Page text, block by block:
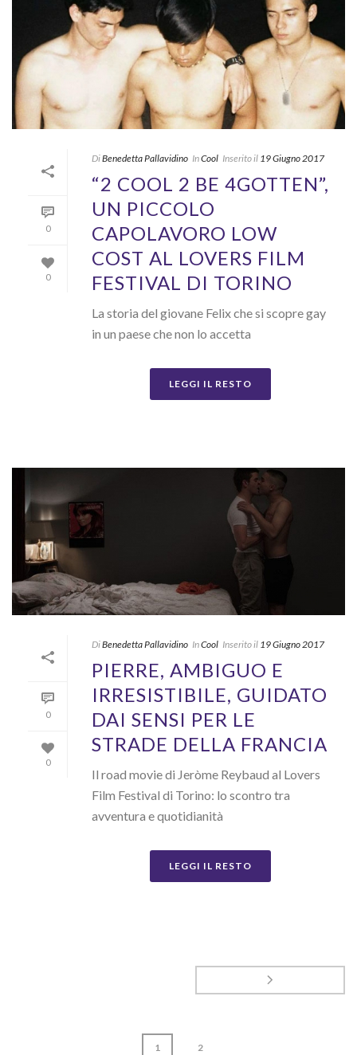
0
0
DiBenedetta Pallavidino InCool Inserito il 19 Giugno 2017
“2 COOL 2 BE 4GOTTEN”,
UN PICCOLO
CAPOLAVORO LOW
COST AL LOVERS FILM
FESTIVAL DI TORINO
La storia del giovane Felix che si scopre gay
in un paese che non lo accetta
LEGGI IL RESTO
0
0
DiBenedetta Pallavidino InCool Inserito il 19 Giugno 2017
PIERRE, AMBIGUO E
IRRESISTIBILE, GUIDATO
DAI SENSI PER LE
STRADE DELLA FRANCIA
Il road movie di Jeròme Reybaud al Lovers
Film Festival di Torino: lo scontro tra
avventura e quotidianità
LEGGI IL RESTO
1 2